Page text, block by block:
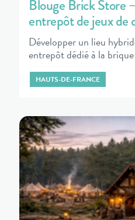
Blouge Brick Store
entrepôt de jeux de
Développer un lieu
entrepôt dédié à la
HAUTS-DE-FRANCE